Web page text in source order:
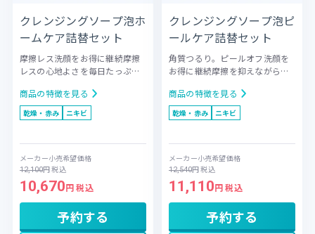
クレンジングソープ泡ホ
ームケア詰替セット
摩擦レス洗顔をお得に継続摩擦
レスの心地よさを毎日たっぷり
得な大容量詰替え用とのセット
で、お気に入りの洗顔を賢くス
トックしたい方に。
商品の特徴を見る
乾燥・赤み ニキビ
メーカー小売希望価格
12,100円税込
10,670円 税込
予約する
クレンジングソープ泡ピ
ールケア詰替セット
角質つるり。ピールオフ洗顔を
お得に継続摩擦を抑えながら、
ルオフ洗顔の詰替セット。肌の
ザラつきや、古い角質によるく
すみをオフ。角質ケアを習慣に
商品の特徴を見る
乾燥・赤み ニキビ
メーカー小売希望価格
12,540円税込
11,110円 税込
予約する